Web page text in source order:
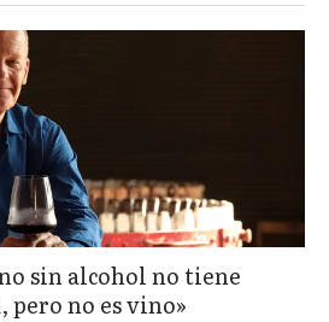
sin alcohol no tiene
pero no es vino»